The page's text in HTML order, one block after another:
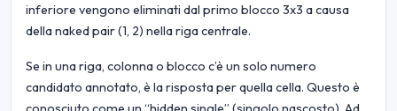
inferiore vengono eliminati dal primo blocco 3x3 a causa
della naked pair (1, 2) nella riga centrale.
Se in una riga, colonna o blocco c’è un solo numero
candidato annotato, è la risposta per quella cella. Questo è